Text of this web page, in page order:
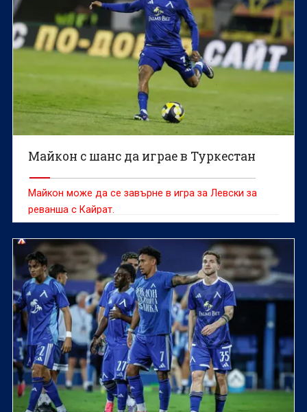
Майкон с шанс да играе в Туркестан
Майкон може да се завърне в игра за Левски за
реванша с Кайрат.